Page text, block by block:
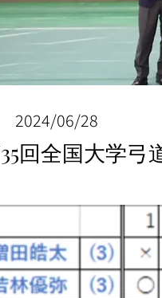
2024/06/28
回全国大学弓